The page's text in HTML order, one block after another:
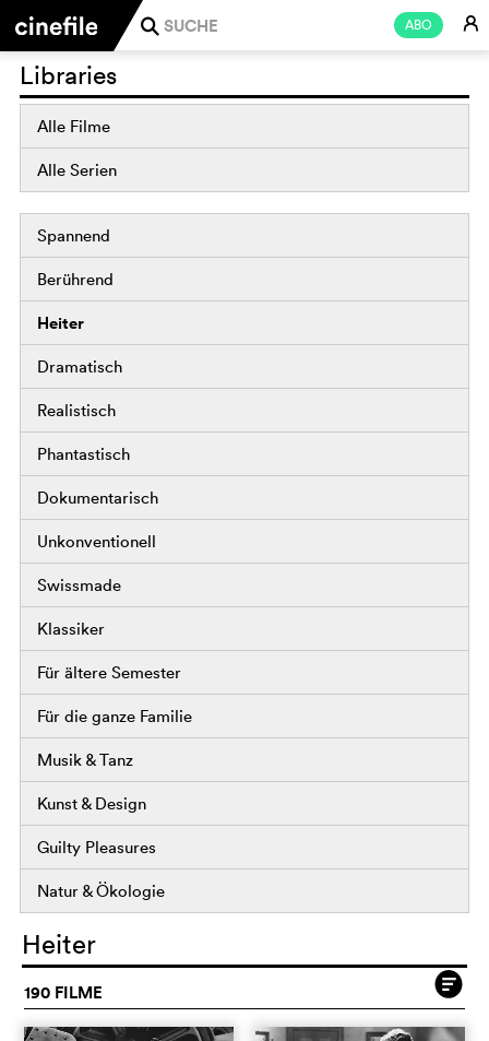
ABO E
j
Libraries
Alle Filme
Alle Serien
Spannend
Berührend
Heiter
Dramatisch
Realistisch
Phantastisch
Dokumentarisch
Unkonventionell
Swissmade
Klassiker
Für ältere Semester
Für die ganze Familie
Musik & Tanz
Kunst & Design
Guilty Pleasures
Natur & Ökologie
Heiter
190 FILME